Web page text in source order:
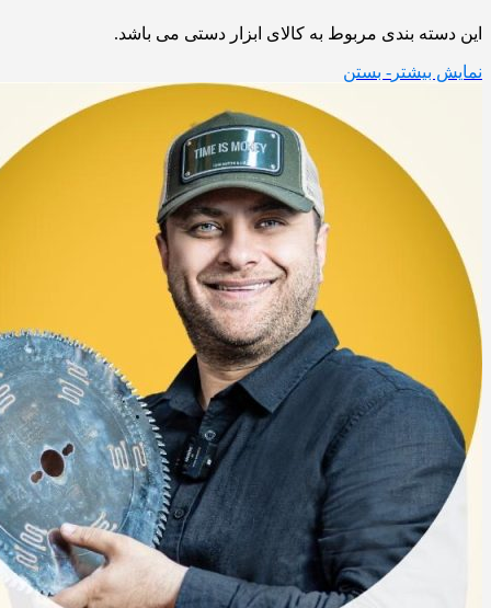
این دسته بندی مربوط به کالای ابزار دستی می باشد.
نمایش بیشتر - بستن